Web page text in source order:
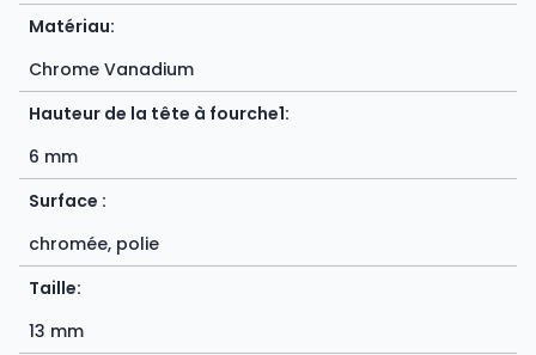
Matériau:
Chrome Vanadium
Hauteur de la tête à fourche1:
6 mm
Surface :
chromée, polie
Taille:
13 mm